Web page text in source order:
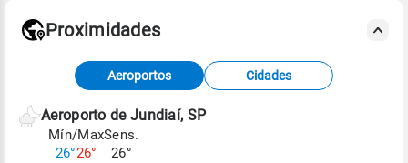
Fonte: dados combinados de estações
meteorológicas e satélite do Centro de Previsão
de Tempo e Estudos Climáticos (CPTEC).
Para obter mais informações sobre os dados
Proximidades
Aeroportos Cidades
Aeroporto de Jundiaí, SP
Mín/Max
26°26°
Sens.
26°